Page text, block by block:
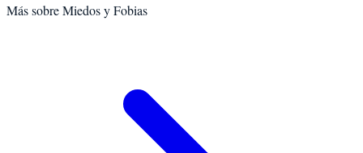
Más sobreMiedos y Fobias